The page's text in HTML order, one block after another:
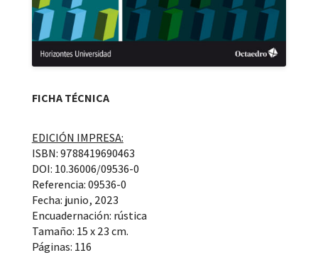
FICHA TÉCNICA
EDICIÓN IMPRESA:
ISBN: 9788419690463
DOI: 10.36006/09536-0
Referencia: 09536-0
Fecha: junio, 2023
Encuadernación: rústica
Tamaño: 15 x 23 cm.
Páginas: 116